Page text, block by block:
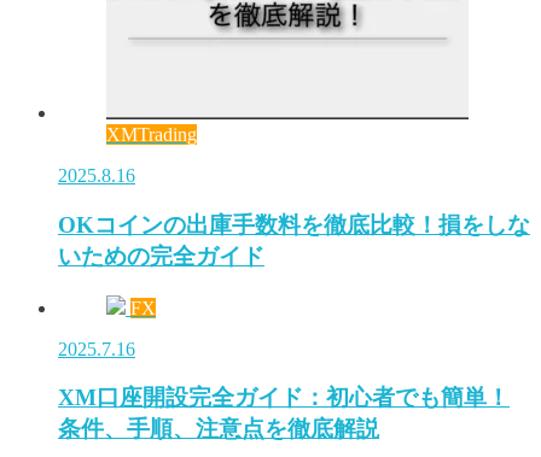
XMTrading
2025.8.16
OKコインの出庫手数料を徹底比較！損をしな
いための完全ガイド
FX
2025.7.16
XM口座開設完全ガイド：初心者でも簡単！
条件、手順、注意点を徹底解説